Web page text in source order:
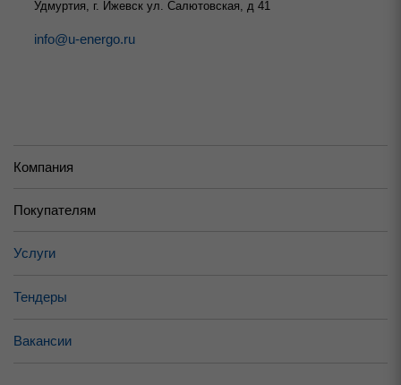
Удмуртия, г. Ижевск ул. Салютовская, д 41
info@u-energo.ru
Компания
Услуги
Тендеры
Вакансии
Покупателям